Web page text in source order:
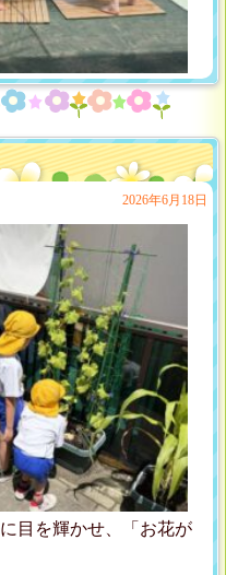
2026年6月18日
目を輝かせ、「お花が